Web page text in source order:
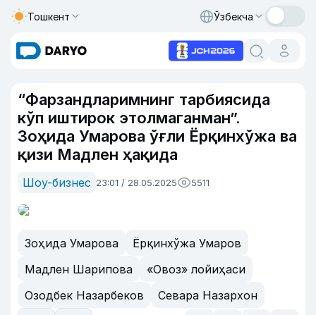
Тошкент Ўзбекча
“Фарзандларимнинг тарбиясида
кўп иштирок этолмаганман”.
Зоҳида Умарова ўғли Ёрқинхўжа ва
қизи Мадлен ҳақида
Шоу-бизнес 23:01 / 28.05.2025 5511
Зоҳида Умарова
Ёрқинхўжа Умаров
Мадлен Шарипова
«Овоз» лойиҳаси
Озодбек Назарбеков
Севара Назархон